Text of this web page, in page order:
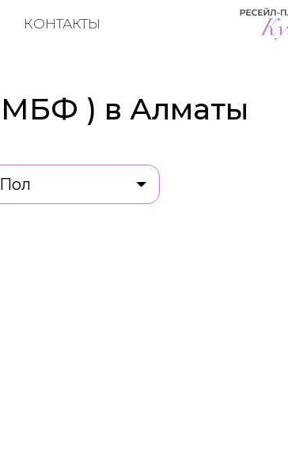
КОНТАКТЫ
МБФ ) в Алматы
Пол